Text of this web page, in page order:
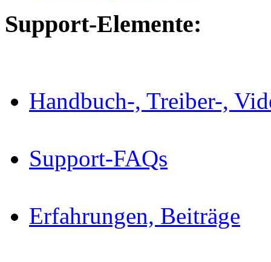
Support-Elemente:
Handbuch-, Treiber-,
Support-FAQs
Erfahrungen, Beiträge